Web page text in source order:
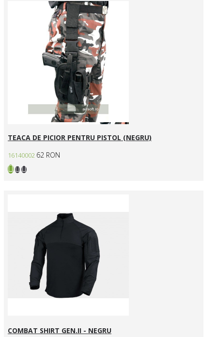
TEACA DE PICIOR PENTRU PISTOL (NEGRU)
16140002 62 RON
COMBAT SHIRT GEN.II - NEGRU